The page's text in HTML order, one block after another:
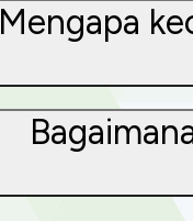
Mengapa